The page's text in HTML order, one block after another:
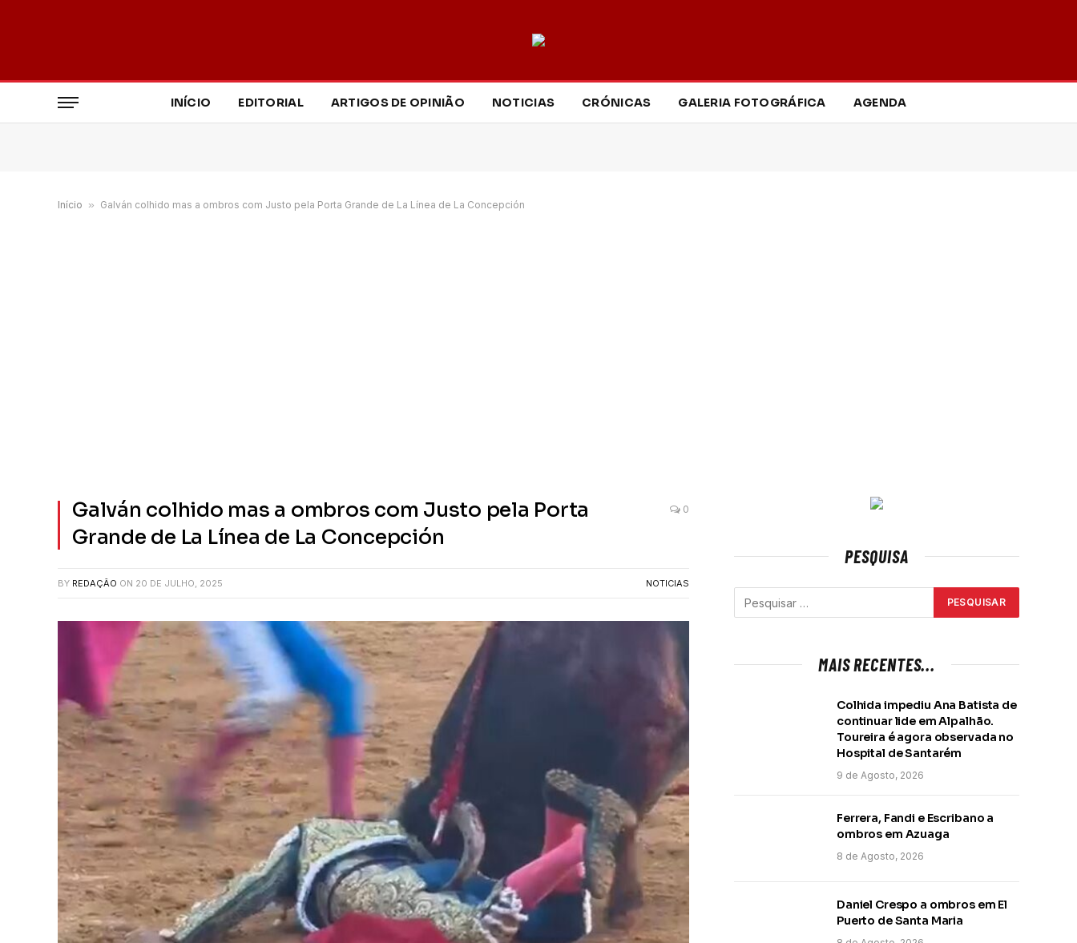
INÍCIO EDITORIAL ARTIGOS DE OPINIÃO NOTICIAS CRÓNICAS GALERIA FOTOGRÁFICA AGENDA
Início » Galván colhido mas a ombros com Justo pela Porta Grande de La Línea de La Concepción
Galván colhido mas a ombros com Justo pela Porta
Grande de La Línea de La Concepción
0
BY REDAÇÃO ON 20 DE JULHO, 2025 NOTICIAS
PESQUISA
MAIS RECENTES...
Colhida impediu Ana Batista de
continuar lide em Alpalhão.
Toureira é agora observada no
Hospital de Santarém
9 de Agosto, 2026
Ferrera, Fandi e Escribano a
ombros em Azuaga
8 de Agosto, 2026
Daniel Crespo a ombros em El
Puerto de Santa Maria